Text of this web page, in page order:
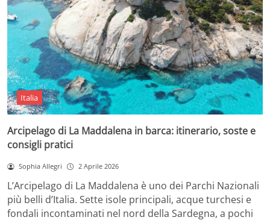
Italia
Arcipelago di La Maddalena in barca: itinerario, soste e
consigli pratici
Sophia Allegri 2 Aprile 2026
L’Arcipelago di La Maddalena è uno dei Parchi Nazionali
più belli d’Italia. Sette isole principali, acque turchesi e
fondali incontaminati nel nord della Sardegna, a pochi